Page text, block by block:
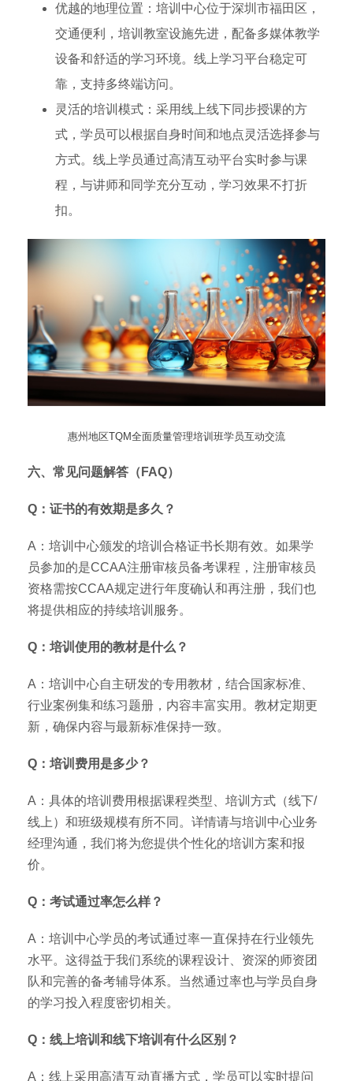
优越的地理位置：培训中心位于深圳市福田区，
交通便利，培训教室设施先进，配备多媒体教学
设备和舒适的学习环境。线上学习平台稳定可
靠，支持多终端访问。
灵活的培训模式：采用线上线下同步授课的方
式，学员可以根据自身时间和地点灵活选择参与
方式。线上学员通过高清互动平台实时参与课
程，与讲师和同学充分互动，学习效果不打折
扣。
惠州地区TQM全面质量管理培训班学员互动交流
六、常见问题解答（FAQ）
Q：证书的有效期是多久？
A：培训中心颁发的培训合格证书长期有效。如果学
员参加的是CCAA注册审核员备考课程，注册审核员
资格需按CCAA规定进行年度确认和再注册，我们也
将提供相应的持续培训服务。
Q：培训使用的教材是什么？
A：培训中心自主研发的专用教材，结合国家标准、
行业案例集和练习题册，内容丰富实用。教材定期更
新，确保内容与最新标准保持一致。
Q：培训费用是多少？
A：具体的培训费用根据课程类型、培训方式（线下/
线上）和班级规模有所不同。详情请与培训中心业务
经理沟通，我们将为您提供个性化的培训方案和报
价。
Q：考试通过率怎么样？
A：培训中心学员的考试通过率一直保持在行业领先
水平。这得益于我们系统的课程设计、资深的师资团
队和完善的备考辅导体系。当然通过率也与学员自身
的学习投入程度密切相关。
Q：线上培训和线下培训有什么区别？
A：线上采用高清互动直播方式，学员可以实时提问